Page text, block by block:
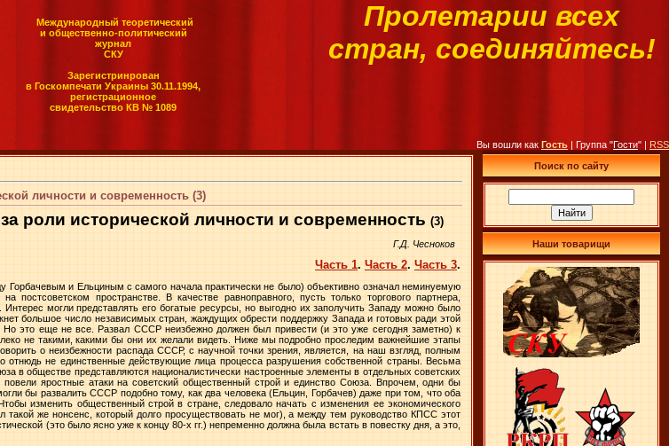
Международный теоретический
и общественно-политический
журнал
СКУ
Зарегистринрован
в Госкомпечати Украины 30.11.1994,
регистрационное
свидетельство КВ № 1089
Пролетарии всех
стран, соединяйтесь!
Вы вошли как Гость | Группа "Гости" | RSS
личности и современность (3)
роли исторической личности и современность (3)
Г.Д. Чесноков
Часть 1. Часть 2. Часть 3.
и Ельциным с самого начала практически не было) объективно означал неминуемую
пространстве. В качестве равноправного, пусть только торгового партнера,
могли представлять его богатые ресурсы, но выгодно их заполучить Западу можно было
большое число независимых стран, жаждущих обрести поддержку Запада и готовых ради этой
это еще не все. Развал СССР неизбежно должен был привести (и это уже сегодня заметно) к
не такими, какими бы они их желали видеть. Ниже мы подробно проследим важнейшие этапы
о неизбежности распада СССР, с научной точки зрения, является, на наш взгляд, полным
отнюдь не единственные действующие лица процесса разрушения собственной страны. Весьма
в обществе представляются националистически настроенные элементы в отдельных советских
повели яростные атаки на советский общественный строй и единство Союза. Впрочем, одни бы
бы развалить СССР подобно тому, как два человека (Ельцин, Горбачев) даже при том, что оба
изменить общественный строй в стране, следовало начать с изменения ее экономического
такой же нонсенс, который долго просуществовать не мог), а между тем руководство КПСС этот
(это было ясно уже к концу 80-х гг.) непременно должна была встать в повестку дня, а это,
Поиск по сайту
Наши товарищи